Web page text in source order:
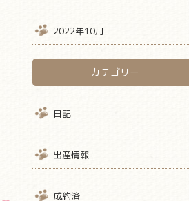
2022年10月
カテゴリー
日記
出産情報
成約済